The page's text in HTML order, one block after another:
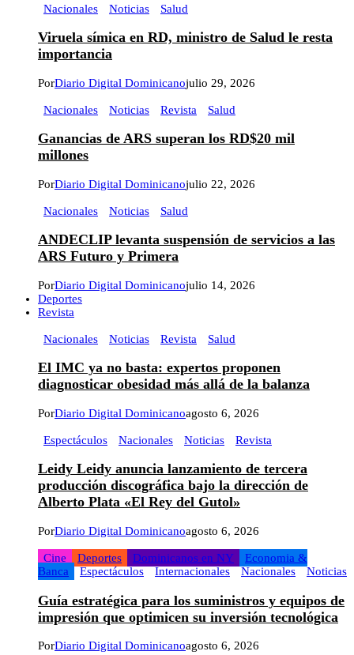
Nacionales Noticias Salud
Viruela símica en RD, ministro de Salud le resta
importancia
PorDiario Digital Dominicanojulio 29, 2026
Nacionales Noticias Revista Salud
Ganancias de ARS superan los RD$20 mil
millones
PorDiario Digital Dominicanojulio 22, 2026
Nacionales Noticias Salud
ANDECLIP levanta suspensión de servicios a las
ARS Futuro y Primera
PorDiario Digital Dominicanojulio 14, 2026
Deportes
Revista
Nacionales Noticias Revista Salud
El IMC ya no basta: expertos proponen
diagnosticar obesidad más allá de la balanza
PorDiario Digital Dominicanoagosto 6, 2026
Espectáculos Nacionales Noticias Revista
Leidy Leidy anuncia lanzamiento de tercera
producción discográfica bajo la dirección de
Alberto Plata «El Rey del Gutol»
PorDiario Digital Dominicanoagosto 6, 2026
Cine Deportes Dominicanos en NY
Economia &
Banca
Espectáculos Internacionales Nacionales Noticias
Guía estratégica para los suministros y equipos de
impresión que optimicen su inversión tecnológica
PorDiario Digital Dominicanoagosto 6, 2026